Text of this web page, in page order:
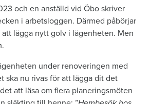
och en anställd vid Öbo skriver
i arbetsloggen. Därmed påbörjar
lägga nytt golv i lägenheten. Men
under renoveringen med
ska nu rivas för att lägga dit det
att läsa om flera planeringsmöten